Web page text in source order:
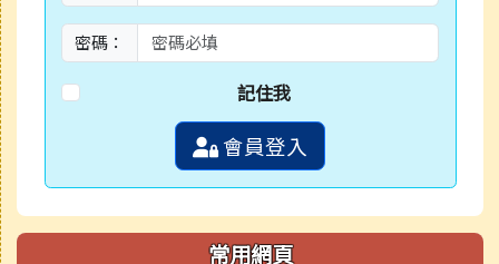
密碼：
記住我
會員登入
常用網頁